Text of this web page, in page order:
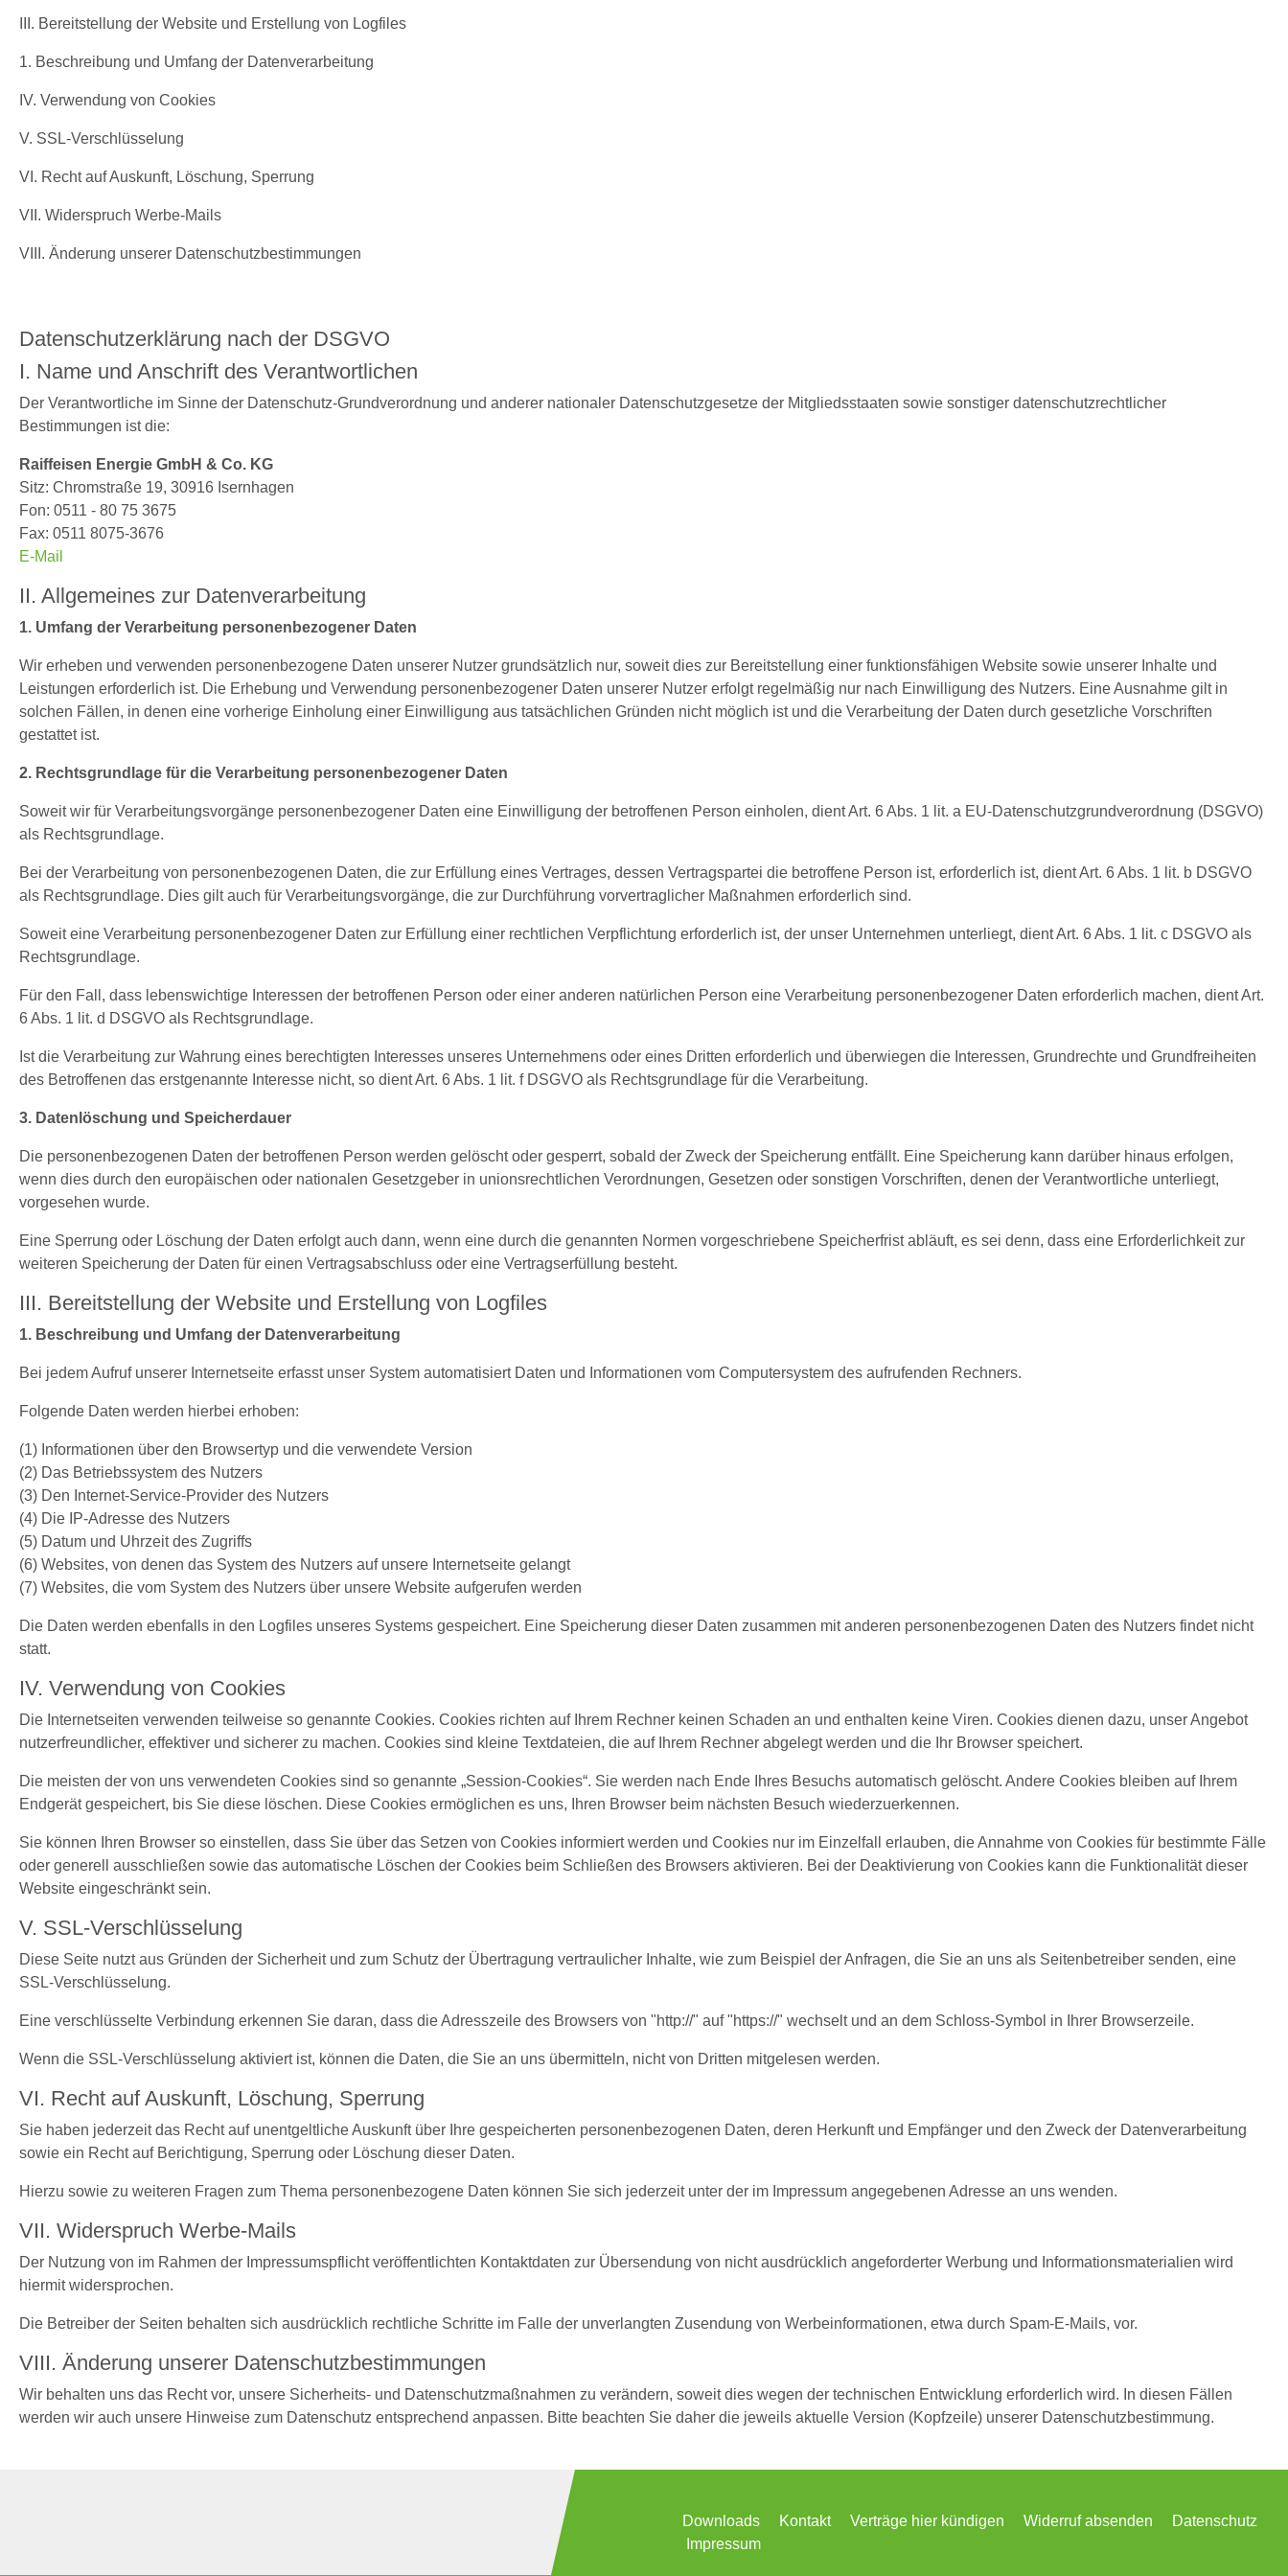
III. Bereitstellung der Website und Erstellung von Logfiles
1. Beschreibung und Umfang der Datenverarbeitung
IV. Verwendung von Cookies
V. SSL-Verschlüsselung
VI. Recht auf Auskunft, Löschung, Sperrung
VII. Widerspruch Werbe-Mails
VIII. Änderung unserer Datenschutzbestimmungen
Datenschutzerklärung nach der DSGVO
I. Name und Anschrift des Verantwortlichen
Der Verantwortliche im Sinne der Datenschutz-Grundverordnung und anderer nationaler Datenschutzgesetze der Mitgliedsstaaten sowie sonstiger datenschutzrechtlicher
Bestimmungen ist die:
Raiffeisen Energie GmbH & Co. KG
Sitz: Chromstraße 19, 30916 Isernhagen
Fon: 0511 - 80 75 3675
Fax: 0511 8075-3676
E-Mail
II. Allgemeines zur Datenverarbeitung
1. Umfang der Verarbeitung personenbezogener Daten
Wir erheben und verwenden personenbezogene Daten unserer Nutzer grundsätzlich nur, soweit dies zur Bereitstellung einer funktionsfähigen Website sowie unserer Inhalte und
Leistungen erforderlich ist. Die Erhebung und Verwendung personenbezogener Daten unserer Nutzer erfolgt regelmäßig nur nach Einwilligung des Nutzers. Eine Ausnahme gilt in
solchen Fällen, in denen eine vorherige Einholung einer Einwilligung aus tatsächlichen Gründen nicht möglich ist und die Verarbeitung der Daten durch gesetzliche Vorschriften
gestattet ist.
2. Rechtsgrundlage für die Verarbeitung personenbezogener Daten
Soweit wir für Verarbeitungsvorgänge personenbezogener Daten eine Einwilligung der betroffenen Person einholen, dient Art. 6 Abs. 1 lit. a EU-Datenschutzgrundverordnung (DSGVO)
als Rechtsgrundlage.
Bei der Verarbeitung von personenbezogenen Daten, die zur Erfüllung eines Vertrages, dessen Vertragspartei die betroffene Person ist, erforderlich ist, dient Art. 6 Abs. 1 lit. b DSGVO
als Rechtsgrundlage. Dies gilt auch für Verarbeitungsvorgänge, die zur Durchführung vorvertraglicher Maßnahmen erforderlich sind.
Soweit eine Verarbeitung personenbezogener Daten zur Erfüllung einer rechtlichen Verpflichtung erforderlich ist, der unser Unternehmen unterliegt, dient Art. 6 Abs. 1 lit. c DSGVO als
Rechtsgrundlage.
Für den Fall, dass lebenswichtige Interessen der betroffenen Person oder einer anderen natürlichen Person eine Verarbeitung personenbezogener Daten erforderlich machen, dient Art.
6 Abs. 1 lit. d DSGVO als Rechtsgrundlage.
Ist die Verarbeitung zur Wahrung eines berechtigten Interesses unseres Unternehmens oder eines Dritten erforderlich und überwiegen die Interessen, Grundrechte und Grundfreiheiten
des Betroffenen das erstgenannte Interesse nicht, so dient Art. 6 Abs. 1 lit. f DSGVO als Rechtsgrundlage für die Verarbeitung.
3. Datenlöschung und Speicherdauer
Die personenbezogenen Daten der betroffenen Person werden gelöscht oder gesperrt, sobald der Zweck der Speicherung entfällt. Eine Speicherung kann darüber hinaus erfolgen,
wenn dies durch den europäischen oder nationalen Gesetzgeber in unionsrechtlichen Verordnungen, Gesetzen oder sonstigen Vorschriften, denen der Verantwortliche unterliegt,
vorgesehen wurde.
Eine Sperrung oder Löschung der Daten erfolgt auch dann, wenn eine durch die genannten Normen vorgeschriebene Speicherfrist abläuft, es sei denn, dass eine Erforderlichkeit zur
weiteren Speicherung der Daten für einen Vertragsabschluss oder eine Vertragserfüllung besteht.
III. Bereitstellung der Website und Erstellung von Logfiles
1. Beschreibung und Umfang der Datenverarbeitung
Bei jedem Aufruf unserer Internetseite erfasst unser System automatisiert Daten und Informationen vom Computersystem des aufrufenden Rechners.
Folgende Daten werden hierbei erhoben:
(1) Informationen über den Browsertyp und die verwendete Version
(2) Das Betriebssystem des Nutzers
(3) Den Internet-Service-Provider des Nutzers
(4) Die IP-Adresse des Nutzers
(5) Datum und Uhrzeit des Zugriffs
(6) Websites, von denen das System des Nutzers auf unsere Internetseite gelangt
(7) Websites, die vom System des Nutzers über unsere Website aufgerufen werden
Die Daten werden ebenfalls in den Logfiles unseres Systems gespeichert. Eine Speicherung dieser Daten zusammen mit anderen personenbezogenen Daten des Nutzers findet nicht
statt.
IV. Verwendung von Cookies
Die Internetseiten verwenden teilweise so genannte Cookies. Cookies richten auf Ihrem Rechner keinen Schaden an und enthalten keine Viren. Cookies dienen dazu, unser Angebot
nutzerfreundlicher, effektiver und sicherer zu machen. Cookies sind kleine Textdateien, die auf Ihrem Rechner abgelegt werden und die Ihr Browser speichert.
Die meisten der von uns verwendeten Cookies sind so genannte „Session-Cookies“. Sie werden nach Ende Ihres Besuchs automatisch gelöscht. Andere Cookies bleiben auf Ihrem
Endgerät gespeichert, bis Sie diese löschen. Diese Cookies ermöglichen es uns, Ihren Browser beim nächsten Besuch wiederzuerkennen.
Sie können Ihren Browser so einstellen, dass Sie über das Setzen von Cookies informiert werden und Cookies nur im Einzelfall erlauben, die Annahme von Cookies für bestimmte Fälle
oder generell ausschließen sowie das automatische Löschen der Cookies beim Schließen des Browsers aktivieren. Bei der Deaktivierung von Cookies kann die Funktionalität dieser
Website eingeschränkt sein.
V. SSL-Verschlüsselung
Diese Seite nutzt aus Gründen der Sicherheit und zum Schutz der Übertragung vertraulicher Inhalte, wie zum Beispiel der Anfragen, die Sie an uns als Seitenbetreiber senden, eine
SSL-Verschlüsselung.
Eine verschlüsselte Verbindung erkennen Sie daran, dass die Adresszeile des Browsers von "http://" auf "https://" wechselt und an dem Schloss-Symbol in Ihrer Browserzeile.
Wenn die SSL-Verschlüsselung aktiviert ist, können die Daten, die Sie an uns übermitteln, nicht von Dritten mitgelesen werden.
VI. Recht auf Auskunft, Löschung, Sperrung
Sie haben jederzeit das Recht auf unentgeltliche Auskunft über Ihre gespeicherten personenbezogenen Daten, deren Herkunft und Empfänger und den Zweck der Datenverarbeitung
sowie ein Recht auf Berichtigung, Sperrung oder Löschung dieser Daten.
Hierzu sowie zu weiteren Fragen zum Thema personenbezogene Daten können Sie sich jederzeit unter der im Impressum angegebenen Adresse an uns wenden.
VII. Widerspruch Werbe-Mails
Der Nutzung von im Rahmen der Impressumspflicht veröffentlichten Kontaktdaten zur Übersendung von nicht ausdrücklich angeforderter Werbung und Informationsmaterialien wird
hiermit widersprochen.
Die Betreiber der Seiten behalten sich ausdrücklich rechtliche Schritte im Falle der unverlangten Zusendung von Werbeinformationen, etwa durch Spam-E-Mails, vor.
VIII. Änderung unserer Datenschutzbestimmungen
Wir behalten uns das Recht vor, unsere Sicherheits- und Datenschutzmaßnahmen zu verändern, soweit dies wegen der technischen Entwicklung erforderlich wird. In diesen Fällen
werden wir auch unsere Hinweise zum Datenschutz entsprechend anpassen. Bitte beachten Sie daher die jeweils aktuelle Version (Kopfzeile) unserer Datenschutzbestimmung.
Downloads Kontakt Verträge hier kündigen Widerruf absenden
Datenschutz
Impressum